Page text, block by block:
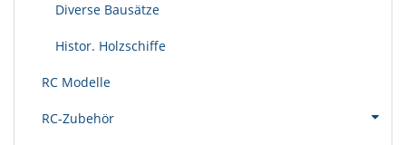
Diverse Bausätze
Histor. Holzschiffe
RC Modelle
RC-Zubehör